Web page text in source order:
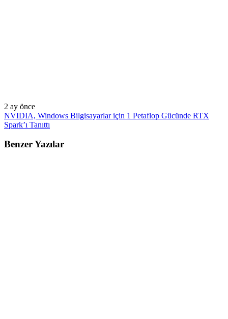
2 ay önce
NVIDIA, Windows Bilgisayarlar için 1 Petaflop Gücünde RTX
Spark’ı Tanıttı
Benzer Yazılar